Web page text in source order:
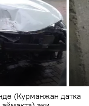
(Курманжан датка